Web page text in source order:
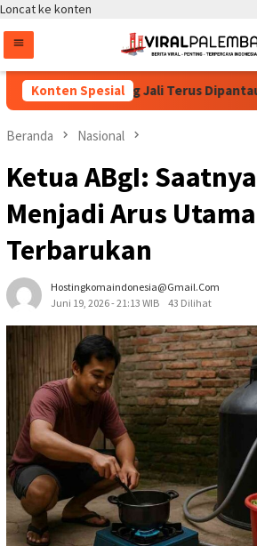
Loncat ke konten
Konten Spesial
Pastikan Bang Jali Terus Dipantau,
Beranda Nasional
Ketua ABgI:
Menjadi Arus
Terbarukan
Hostingkomaindonesia@gmail.com
Juni 19, 2026 - 21:13 WIB
43 Dilihat